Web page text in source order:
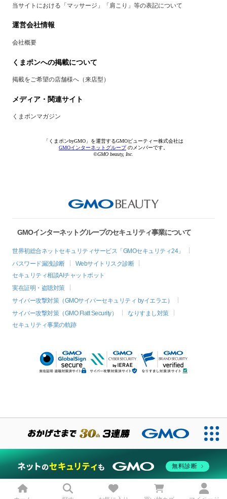
当サイトにおける「マッサージ」「肩こり」等の表記について
運営会社情報
会社概要
くまポンへの掲載について
掲載をご希望の店舗様へ（来店型）
メディア・関連サイト
くまポンマガジン
「くまポンbyGMO」を運営するGMOビューティー株式会社は
GMOインターネットグループのメンバーです。
©GMO beauty, Inc.
GMOインターネットグループのセキュリティ事業について
世界初総合ネットセキュリティサービス「GMOセキュリティ24」
パスワード漏洩診断
Webサイトリスク診断
セキュリティ相談AIチャットボット
実在証明・盗聴対策
サイバー攻撃対策（GMOサイバーセキュリティ byイエラエ）
サイバー攻撃対策（GMO Flatt Security）
なりすまし対策
セキュリティ事業の軌跡
無料診断